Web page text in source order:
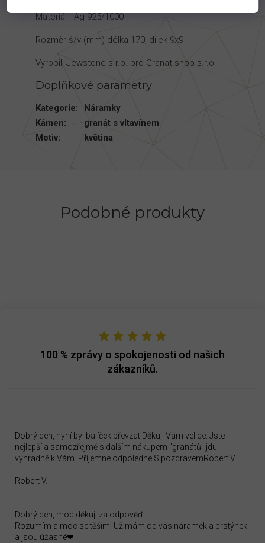
Materiál - Ag 925/1000
Rozměr š/v (mm) délka 170, dílek 9x9
Vyrobil: Jewstone s.r.o. pro Granat-shop s.r.o.
Doplňkové parametry
Kategorie:
Náramky
Kámen:
granát s vltavínem
Motiv: květina
Podobné produkty
100 % zprávy o spokojenosti od našich
zákazníků.
Dobrý den, nyní byl balíček převzat.Děkuji Vám velice. Jste
nejlepší a samozřejmě s dalším nákupem "granátů" jdu
výhradně k Vám. Příjemné odpoledne S pozdravemRobert V.
Robert V.
Dobrý den, moc děkuji za odpověď.
Rozumím a moc se těším. Už mám od vás náramek a prstýnek
a jsou úžasné❤